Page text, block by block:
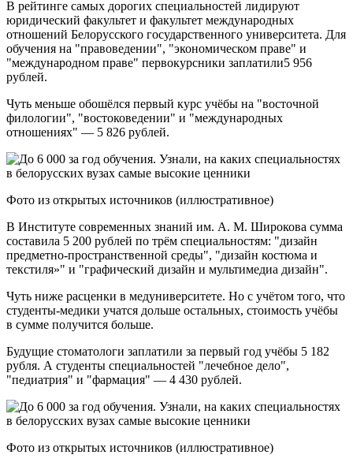
В рейтинге самых дорогих специальностей лидируют
юридический факультет и факультет международных
отношений Белорусского государственного университета. Для
обучения на "правоведении", "экономическом праве" и
"международном праве" первокурсники заплатили5 956
рублей.
Чуть меньше обошёлся первый курс учёбы на "восточной
филологии", "востоковедении" и "международных
отношениях" — 5 826 рублей.
Фото из открытых источников (иллюстративное)
В Институте современных знаний им. А. М. Широкова сумма
составила 5 200 рублей по трём специальностям: "дизайн
предметно-пространственной среды", "дизайн костюма и
текстиля»" и "графический дизайн и мультимедиа дизайн".
Чуть ниже расценки в медуниверситете. Но с учётом того, что
студенты-медики учатся дольше остальных, стоимость учёбы
в сумме получится больше.
Будущие стоматологи заплатили за первый год учёбы 5 182
рубля. А студенты специальностей "лечебное дело",
"педиатрия" и "фармация" — 4 430 рублей.
Фото из открытых источников (иллюстративное)